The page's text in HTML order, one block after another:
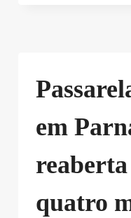
em
reaberta
quatro